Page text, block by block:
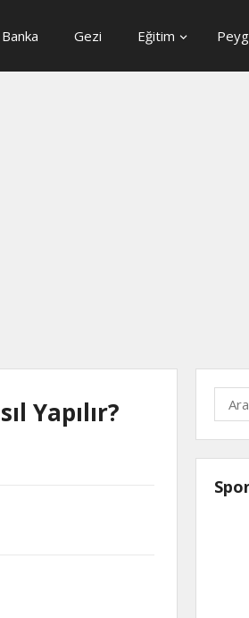
Banka Gezi Eğitim
Yapılır?